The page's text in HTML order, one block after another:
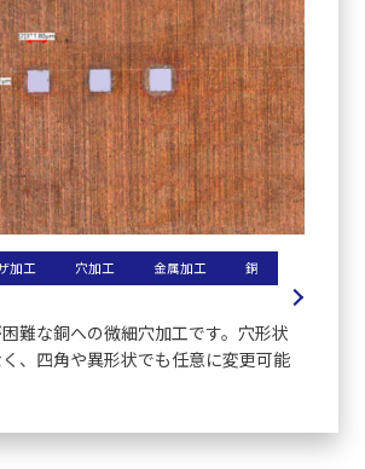
加工 穴加工 金属加工 銅
難な銅への微細穴加工です。穴形状
、四角や異形状でも任意に変更可能